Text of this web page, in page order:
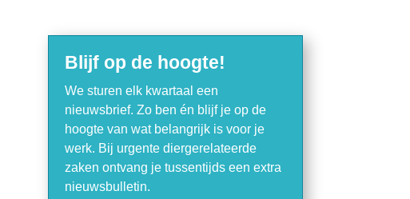
Blijf op de hoogte!
We sturen elk kwartaal een
nieuwsbrief. Zo ben én blijf je op de
hoogte van wat belangrijk is voor je
werk. Bij urgente diergerelateerde
zaken ontvang je tussentijds een extra
nieuwsbulletin.